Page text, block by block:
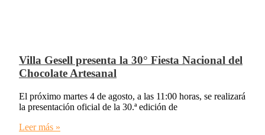
Villa Gesell presenta la 30° Fiesta Nacional del
Chocolate Artesanal
El próximo martes 4 de agosto, a las 11:00 horas, se realizará
la presentación oficial de la 30.ª edición de
Leer más »